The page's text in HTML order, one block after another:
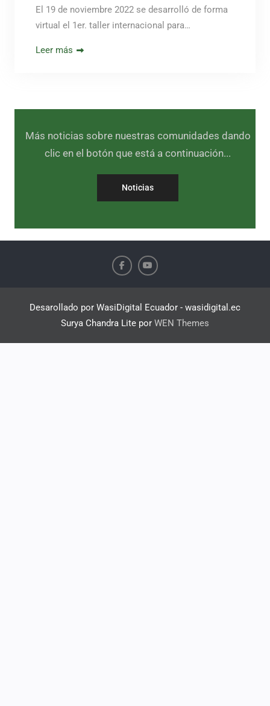
El 19 de noviembre 2022 se desarrolló de forma
virtual el 1er. taller internacional para…
Leer más
Más noticias sobre nuestras comunidades dando
clic en el botón que está a continuación...
Noticias
Desarollado por WasiDigital Ecuador - wasidigital.ec
Surya Chandra Lite por WEN Themes